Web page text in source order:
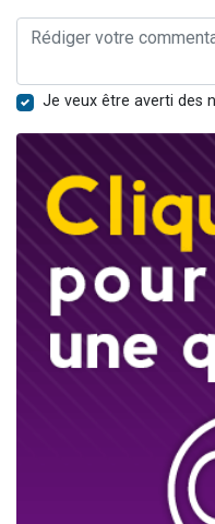
Je veux être averti des